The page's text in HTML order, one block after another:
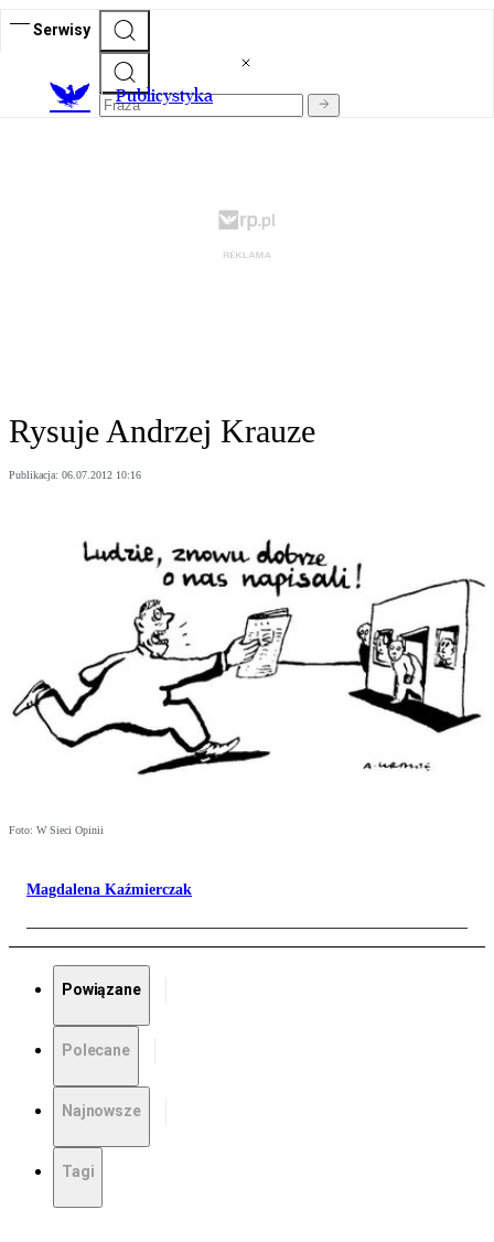
Serwisy
Publicystyka
Rysuje Andrzej Krauze
Publikacja: 06.07.2012 10:16
Foto: W Sieci Opinii
Magdalena Kaźmierczak
Powiązane
Polecane
Najnowsze
Tagi